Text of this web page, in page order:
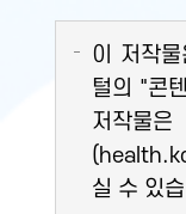
이 저작
털의 "콘
저작물
실 수 있